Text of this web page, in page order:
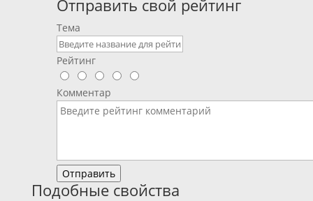
Отправить свой рейтинг
Тема
Рейтинг
Комментар
Отправить
Подобные свойства